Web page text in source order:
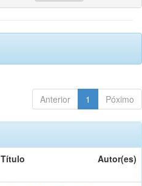
Anterior 1 Póximo
Título Autor(es)